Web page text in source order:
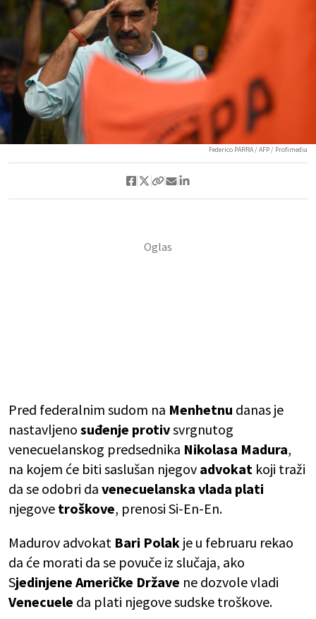
Federico PARRA / AFP / Profimedia
Pred federalnim sudom na Menhetnu danas je
nastavljeno suđenje protivsvrgnutog
venecuelanskog predsednika Nikolasa Madura,
na kojem će biti saslušan njegov advokat koji traži
da se odobri da venecuelanska vlada plati
njegove troškove, prenosi Si-En-En.
Madurov advokat Bari Polak je u februaru rekao
da će morati da se povuče iz slučaja, ako
Sjedinjene Američke Države ne dozvole vladi
Venecuele da plati njegove sudske troškove.